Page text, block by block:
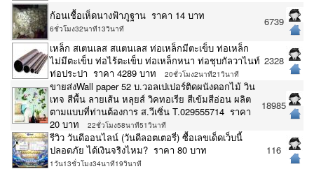
ก้อนเชื้อเห็ดนางฟ้าภูฐาน ราคา 14 บาท
6ชั่วโมง32นาที13วินาที
6739
เหล็ก สเตนเลส สแตนเลส ท่อเหล็กมีตะเข็บ ท่อเหล็ก
ไม่มีตะเข็บ ท่อไร้ตะเข็บ ท่อเหล็กหนา ท่อชุบกัลวาไนท์
ท่อประปา ราคา 4289 บาท
20ชั่วโมง2นาที21วินาที
2328
ขายส่งWall paper 52 บ.วอลเปเปอร์ติดผนังดอกไม้ วิน
เทจ สีพื้น ลายเส้น หลุยส์ วิคทอเรีย สีเข้มสีอ่อน ผลิต
ตามแบบที่ท่านต้องการ ส.วีเซิ่น T.029555714 ราคา
20 บาท
22ชั่วโมง58นาที51วินาที
18985
รีวิว วันดีออนไลน์ (วันดีลอตเตอรี่) ซื้อเลขเด็ดเว็บนี้
ปลอดภัย ได้เงินจริงไหม? ราคา 80 บาท
1วัน13ชั่วโมง34นาที19วินาที
116